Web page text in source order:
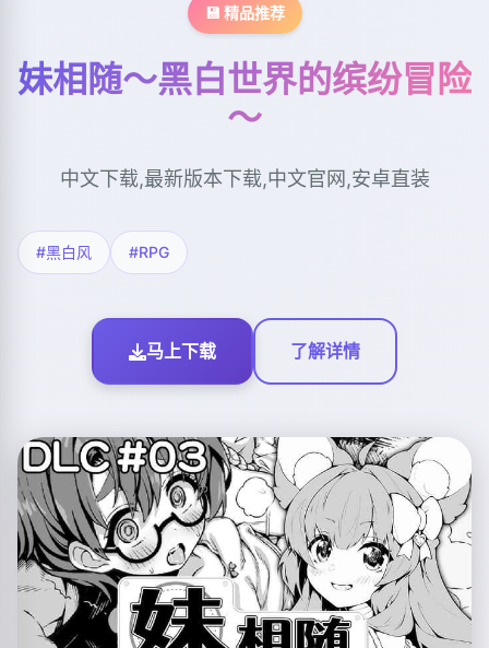
💾 精品推荐
妹相随～黑白世界的缤纷冒险
～
中文下载,最新版本下载,中文官网,安卓直装
#黑白风 #RPG
马上下载 了解详情